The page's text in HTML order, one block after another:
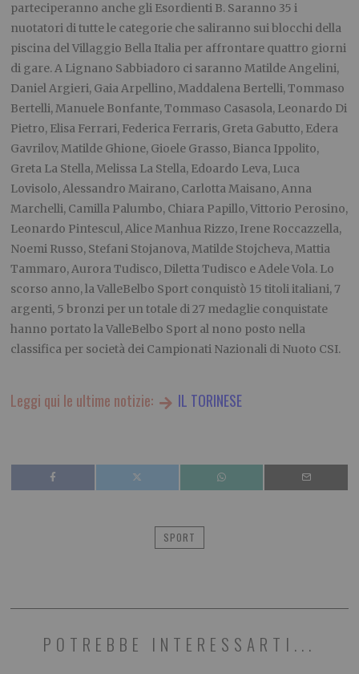
parteciperanno anche gli Esordienti B. Saranno 35 i
nuotatori di tutte le categorie che saliranno sui blocchi della
piscina del Villaggio Bella Italia per affrontare quattro giorni
di gare. A Lignano Sabbiadoro ci saranno Matilde Angelini,
Daniel Argieri, Gaia Arpellino, Maddalena Bertelli, Tommaso
Bertelli, Manuele Bonfante, Tommaso Casasola, Leonardo Di
Pietro, Elisa Ferrari, Federica Ferraris, Greta Gabutto, Edera
Gavrilov, Matilde Ghione, Gioele Grasso, Bianca Ippolito,
Greta La Stella, Melissa La Stella, Edoardo Leva, Luca
Lovisolo, Alessandro Mairano, Carlotta Maisano, Anna
Marchelli, Camilla Palumbo, Chiara Papillo, Vittorio Perosino,
Leonardo Pintescul, Alice Manhua Rizzo, Irene Roccazzella,
Noemi Russo, Stefani Stojanova, Matilde Stojcheva, Mattia
Tammaro, Aurora Tudisco, Diletta Tudisco e Adele Vola. Lo
scorso anno, la ValleBelbo Sport conquistò 15 titoli italiani, 7
argenti, 5 bronzi per un totale di 27 medaglie conquistate
hanno portato la ValleBelbo Sport al nono posto nella
classifica per società dei Campionati Nazionali di Nuoto CSI.
Leggi qui le ultime notizie: IL TORINESE
SPORT
POTREBBE INTERESSARTI...